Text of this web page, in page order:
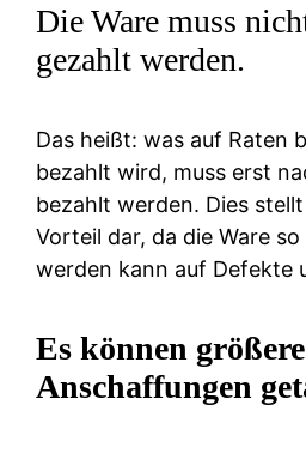
Die Ware muss
gezahlt werden.
Das heißt: was auf Raten
bezahlt wird, muss erst
bezahlt werden. Dies
Vorteil dar, da die Ware
werden kann auf Defekte
Es können größere
Anschaffungen